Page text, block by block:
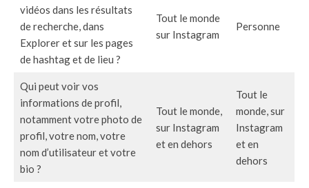
vidéos dans les résultats
de recherche, dans
Explorer et sur les pages
de hashtag et de lieu ?
Tout le monde
sur Instagram
Personne
Qui peut voir vos
informations de profil,
notamment votre photo de
profil, votre nom, votre
nom d’utilisateur et votre
bio ?
Tout le monde,
sur Instagram
et en dehors
Tout le
monde, sur
Instagram
et en
dehors